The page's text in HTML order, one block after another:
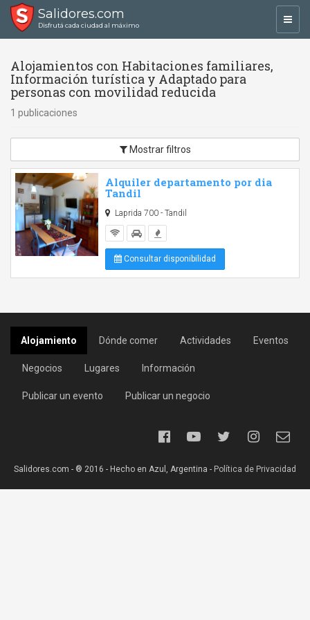
Salidores.com
Disfrutá cada ciudad al máximo
Alojamientos con Habitaciones familiares,
Información turística y Adaptado para
personas con movilidad reducida
1 publicaciones
Mostrar filtros
Alquiler departamento por dia
Tandil
Laprida 700 - Tandil
Consultar disponibilidad
Alojamiento Dónde comer Actividades Eventos
Negocios Lugares Información
Publicar un evento Publicar un negocio
Salidores.com - ® 2016 - Hecho en Azul, Argentina - Política de Privacidad